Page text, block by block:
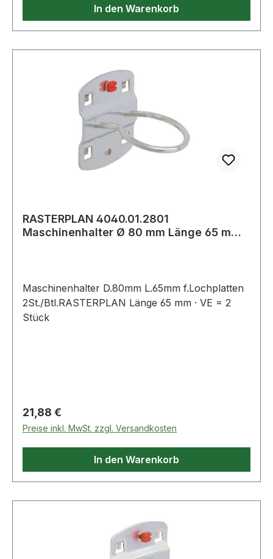
In den Warenkorb
RASTERPLAN 4040.01.2801
Maschinenhalter Ø 80 mm Länge 65 mm
Maschinenhalter D.80mm L.65mm f.Lochplatten
2St./Btl.RASTERPLAN Länge 65 mm · VE = 2
Stück
Regulärer Preis:
21,88 €
Preise inkl. MwSt. zzgl. Versandkosten
In den Warenkorb